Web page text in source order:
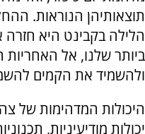
תוצאותיהן הנוראות.
הלילה בקבינט היא חזרה
ביותר שלנו, אל
ולהשמיד את הקמים
היכולות המדהימות של
יכולות מודיעיניות,